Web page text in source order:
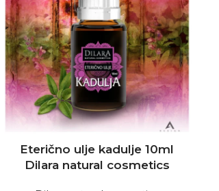
Eterično ulje kadulje 10ml
Dilara natural cosmetics